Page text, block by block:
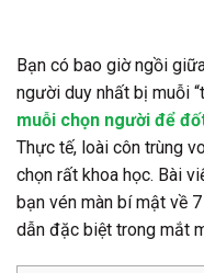
Bạn có bao giờ ngồi
người duy nhất bị muỗi
muỗi chọn người để
Thực tế, loài côn trùng
chọn rất khoa học. Bài
bạn vén màn bí mật về
dẫn đặc biệt trong mắt